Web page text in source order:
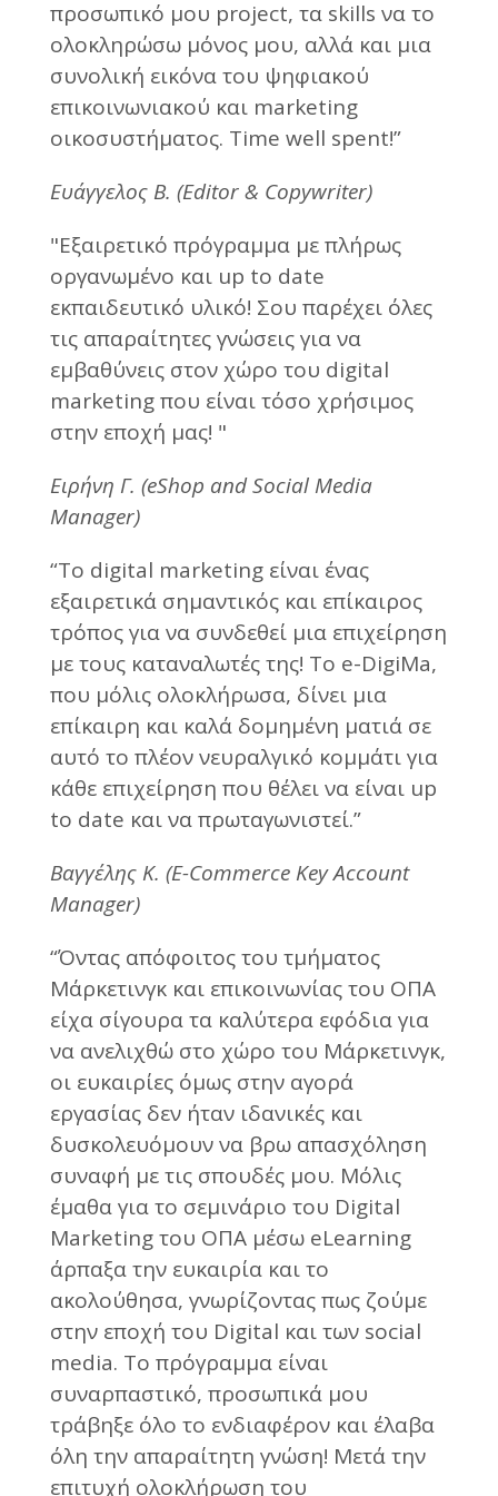
προσωπικό μου project, τα skills να το
ολοκληρώσω μόνος μου, αλλά και μια
συνολική εικόνα του ψηφιακού
επικοινωνιακού και marketing
οικοσυστήματος. Time well spent!”
Ευάγγελος B. (Editor & Cοpywriter)
"Εξαιρετικό πρόγραμμα με πλήρως
οργανωμένο και up to date
εκπαιδευτικό υλικό! Σου παρέχει όλες
τις απαραίτητες γνώσεις για να
εμβαθύνεις στον χώρο του digital
marketing που είναι τόσο χρήσιμος
στην εποχή μας! "
Ειρήνη Γ. (eShop and Social Media
Manager)
“Το digital marketing είναι ένας
εξαιρετικά σημαντικός και επίκαιρος
τρόπος για να συνδεθεί μια επιχείρηση
με τους καταναλωτές της! Το e-DigiMa,
που μόλις ολοκλήρωσα, δίνει μια
επίκαιρη και καλά δομημένη ματιά σε
αυτό το πλέον νευραλγικό κομμάτι για
κάθε επιχείρηση που θέλει να είναι up
to date και να πρωταγωνιστεί.”
Βαγγέλης Κ. (E-Commerce Key Account
Manager)
“Όντας απόφοιτος του τμήματος
Μάρκετινγκ και επικοινωνίας του ΟΠΑ
είχα σίγουρα τα καλύτερα εφόδια για
να ανελιχθώ στο χώρο του Μάρκετινγκ,
οι ευκαιρίες όμως στην αγορά
εργασίας δεν ήταν ιδανικές και
δυσκολευόμουν να βρω απασχόληση
συναφή με τις σπουδές μου. Μόλις
έμαθα για το σεμινάριο του Digital
Marketing του ΟΠΑ μέσω eLearning
άρπαξα την ευκαιρία και το
ακολούθησα, γνωρίζοντας πως ζούμε
στην εποχή του Digital και των social
media. Το πρόγραμμα είναι
συναρπαστικό, προσωπικά μου
τράβηξε όλο το ενδιαφέρον και έλαβα
όλη την απαραίτητη γνώση! Μετά την
επιτυχή ολοκλήρωση του